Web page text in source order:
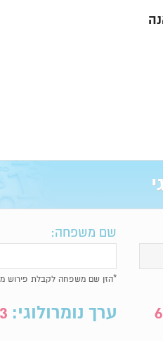
שם משפחה:
*הזן שם משפחה לקבלת פירוש
ערך נומרולוגי: